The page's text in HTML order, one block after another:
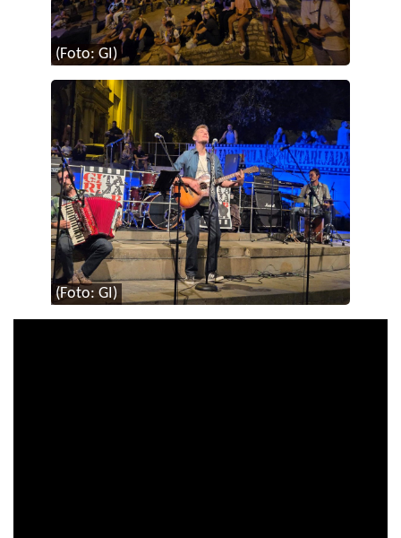
(Foto: GI)
(Foto: GI)